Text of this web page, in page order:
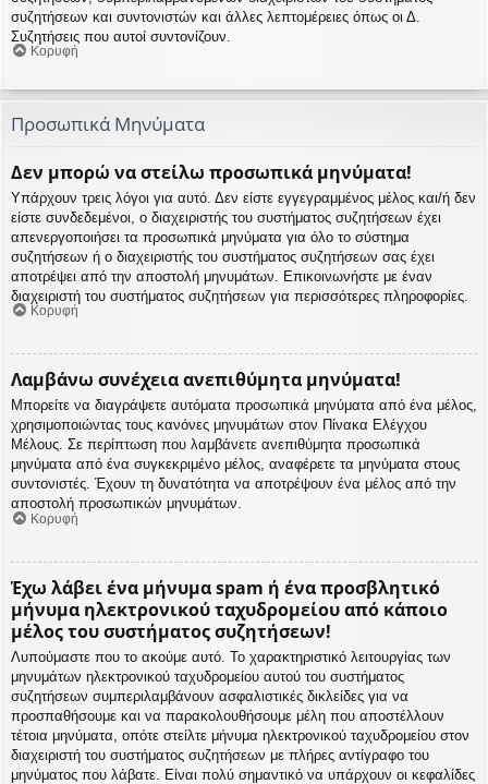
συζητήσεων και συντονιστών και άλλες λεπτομέρειες όπως οι Δ.
Συζητήσεις που αυτοί συντονίζουν.
Κορυφή
Προσωπικά Μηνύματα
Δεν μπορώ να στείλω προσωπικά μηνύματα!
Υπάρχουν τρεις λόγοι για αυτό. Δεν είστε εγγεγραμμένος μέλος και/ή δεν
είστε συνδεδεμένοι, ο διαχειριστής του συστήματος συζητήσεων έχει
απενεργοποιήσει τα προσωπικά μηνύματα για όλο το σύστημα
συζητήσεων ή ο διαχειριστής του συστήματος συζητήσεων σας έχει
αποτρέψει από την αποστολή μηνυμάτων. Επικοινωνήστε με έναν
διαχειριστή του συστήματος συζητήσεων για περισσότερες πληροφορίες.
Κορυφή
Λαμβάνω συνέχεια ανεπιθύμητα μηνύματα!
Μπορείτε να διαγράψετε αυτόματα προσωπικά μηνύματα από ένα μέλος,
χρησιμοποιώντας τους κανόνες μηνυμάτων στον Πίνακα Ελέγχου
Μέλους. Σε περίπτωση που λαμβάνετε ανεπιθύμητα προσωπικά
μηνύματα από ένα συγκεκριμένο μέλος, αναφέρετε τα μηνύματα στους
συντονιστές. Έχουν τη δυνατότητα να αποτρέψουν ένα μέλος από την
αποστολή προσωπικών μηνυμάτων.
Κορυφή
Έχω λάβει ένα μήνυμα spam ή ένα προσβλητικό
μήνυμα ηλεκτρονικού ταχυδρομείου από κάποιο
μέλος του συστήματος συζητήσεων!
Λυπούμαστε που το ακούμε αυτό. Το χαρακτηριστικό λειτουργίας των
μηνυμάτων ηλεκτρονικού ταχυδρομείου αυτού του συστήματος
συζητήσεων συμπεριλαμβάνουν ασφαλιστικές δικλείδες για να
προσπαθήσουμε και να παρακολουθήσουμε μέλη που αποστέλλουν
τέτοια μηνύματα, οπότε στείλτε μήνυμα ηλεκτρονικού ταχυδρομείου στον
διαχειριστή του συστήματος συζητήσεων με πλήρες αντίγραφο του
μηνύματος που λάβατε. Είναι πολύ σημαντικό να υπάρχουν οι κεφαλίδες